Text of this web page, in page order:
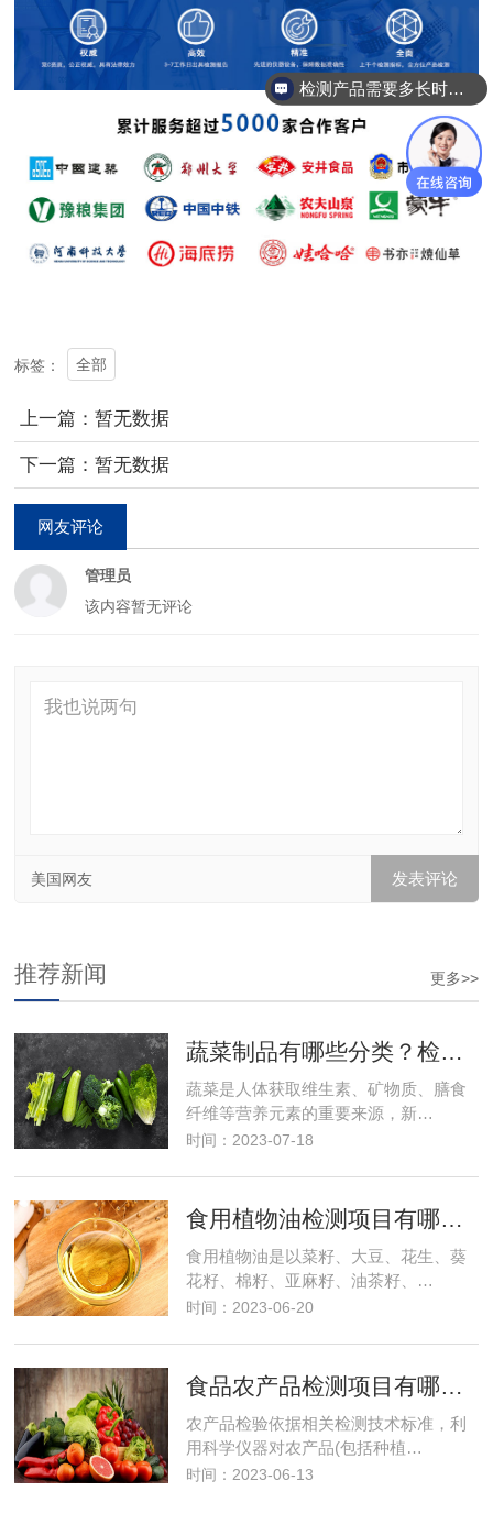
标签： 全部
上一篇：暂无数据
下一篇：暂无数据
网友评论
管理员
该内容暂无评论
美国网友
更多>>
推荐新闻
蔬菜制品有哪些分类？检测项目有哪些？食品检测
蔬菜是人体获取维生素、矿物质、膳食
纤维等营养元素的重要来源，新…
时间：2023-07-18
食用植物油检测项目有哪些？需要多少钱？
食用植物油是以菜籽、大豆、花生、葵
花籽、棉籽、亚麻籽、油茶籽、…
时间：2023-06-20
食品农产品检测项目有哪些及费用
农产品检验依据相关检测技术标准，利
用科学仪器对农产品(包括种植…
时间：2023-06-13
检测产品需要多长时间？